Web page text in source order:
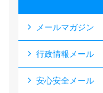
メールマガジン
行政情報メール
安心安全メール